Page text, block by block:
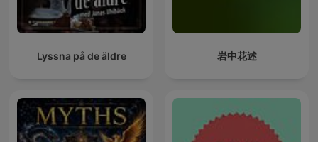
Lyssna på de äldre 岩中花述